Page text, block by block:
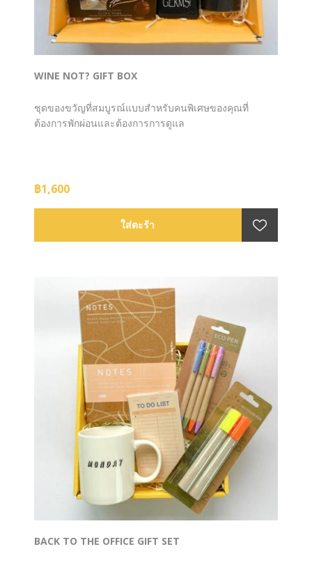
WINE NOT? GIFT BOX
ชุดของขวัญที่สมบูรณ์แบบสำหรับคนพิเศษของคุณที่
ต้องการพักผ่อนและต้องการการดูแล
฿1,600
BACK TO THE OFFICE GIFT SET